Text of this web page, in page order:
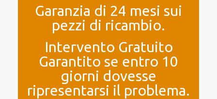
Garanzia di 24 mesi sui
pezzi di ricambio.
Intervento Gratuito
Garantito se entro 10
giorni dovesse
ripresentarsi il problema.